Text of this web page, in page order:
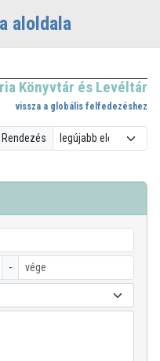
aloldala
Könyvtár és Levéltár
vissza a globális felfedezéshez
Rendezés
-